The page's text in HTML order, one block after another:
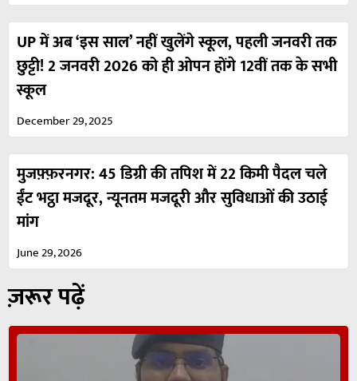
UP में अब ‘इस साल’ नहीं खुलेंगे स्कूल, पहली जनवरी तक
छुट्टी! 2 जनवरी 2026 को ही ओपन होंगे 12वीं तक के सभी
स्कूल
December 29, 2025
मुजफ़्फ़रनगर: 45 डिग्री की तपिश में 22 किमी पैदल चले
ईंट भट्ठा मजदूर, न्यूनतम मजदूरी और सुविधाओं की उठाई
मांग
June 29, 2026
ज़रूर पढ़ें